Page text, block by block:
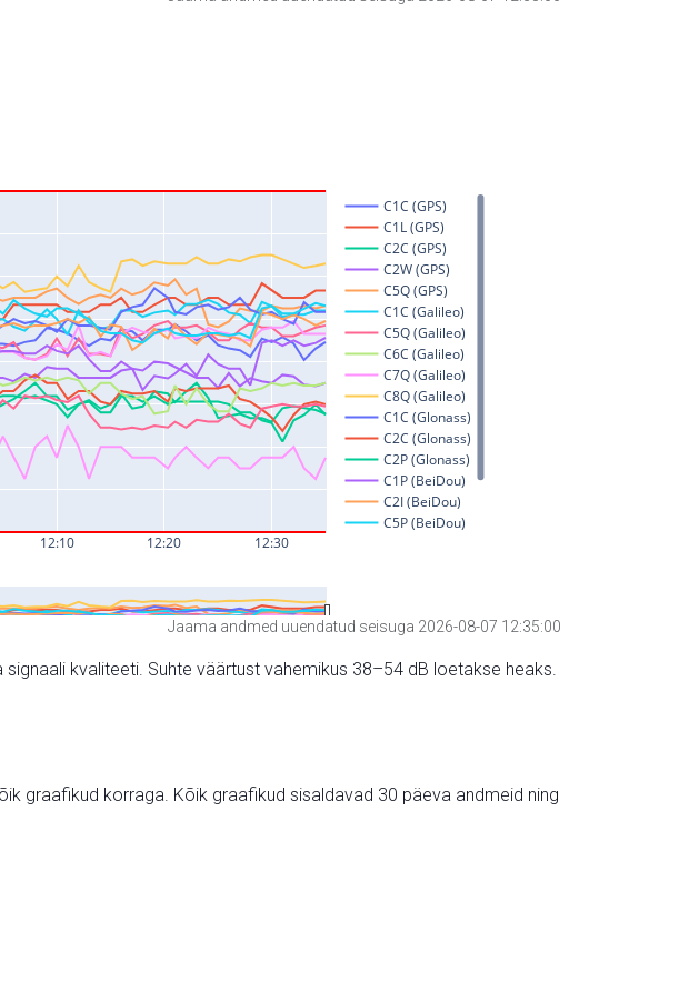
Jaama andmed uuendatud seisuga 2026-08-07 12:35:00
kvaliteeti. Suhte väärtust vahemikus 38–54 dB loetakse heaks.
graafikud korraga. Kõik graafikud sisaldavad 30 päeva andmeid ning